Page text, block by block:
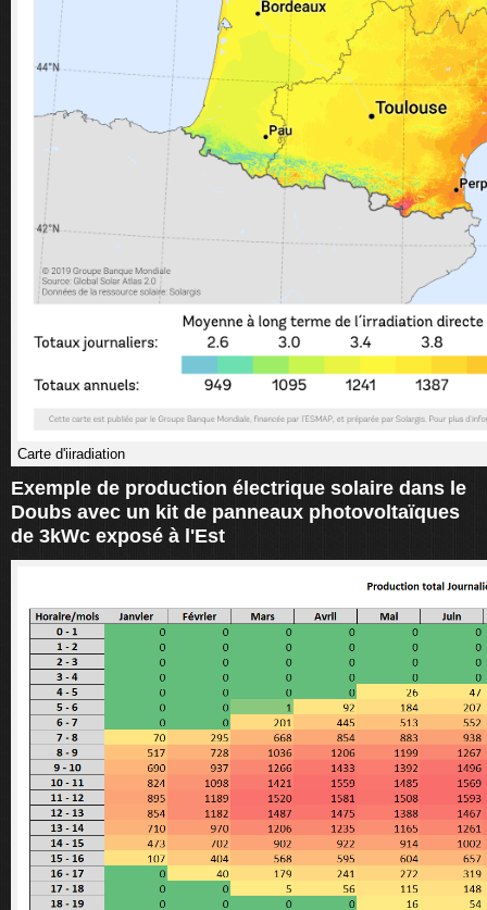
Carte d'iiradiation
Exemple de production électrique solaire dans le
Doubs avec un kit de panneaux photovoltaïques
de 3kWc exposé à l'Est